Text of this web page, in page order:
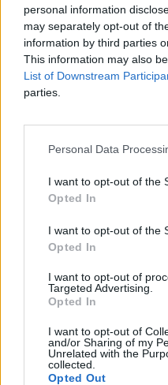
personal information
may separately opt-out of
information by third parties
This information may also
List of Downstream
parties.
Personal Data
I want to opt-out of the
Opted In
I want to opt-out of the
Opted In
I want to opt-out of
Targeted Advertising.
Opted In
I want to opt-out of
and/or Sharing of my
Unrelated with the
collected.
Opted Out
Rolnik zaorał nową
mu do 10 lat więzienia
Uszkodzenie nowo
Rybackiej w gliwickiej
konsekwencjami dla lokalnego
wartości. Prokuratura